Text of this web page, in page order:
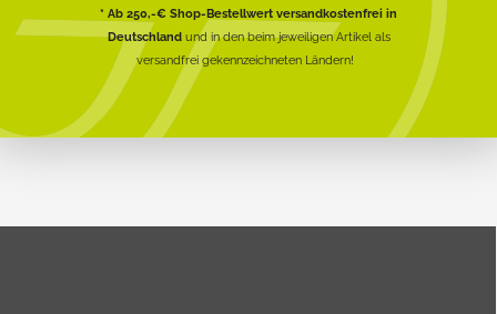
* Ab 250,-€ Shop-Bestellwert versandkostenfrei in
Deutschlandund in den beim jeweiligen Artikel als
versandfrei gekennzeichneten Ländern!